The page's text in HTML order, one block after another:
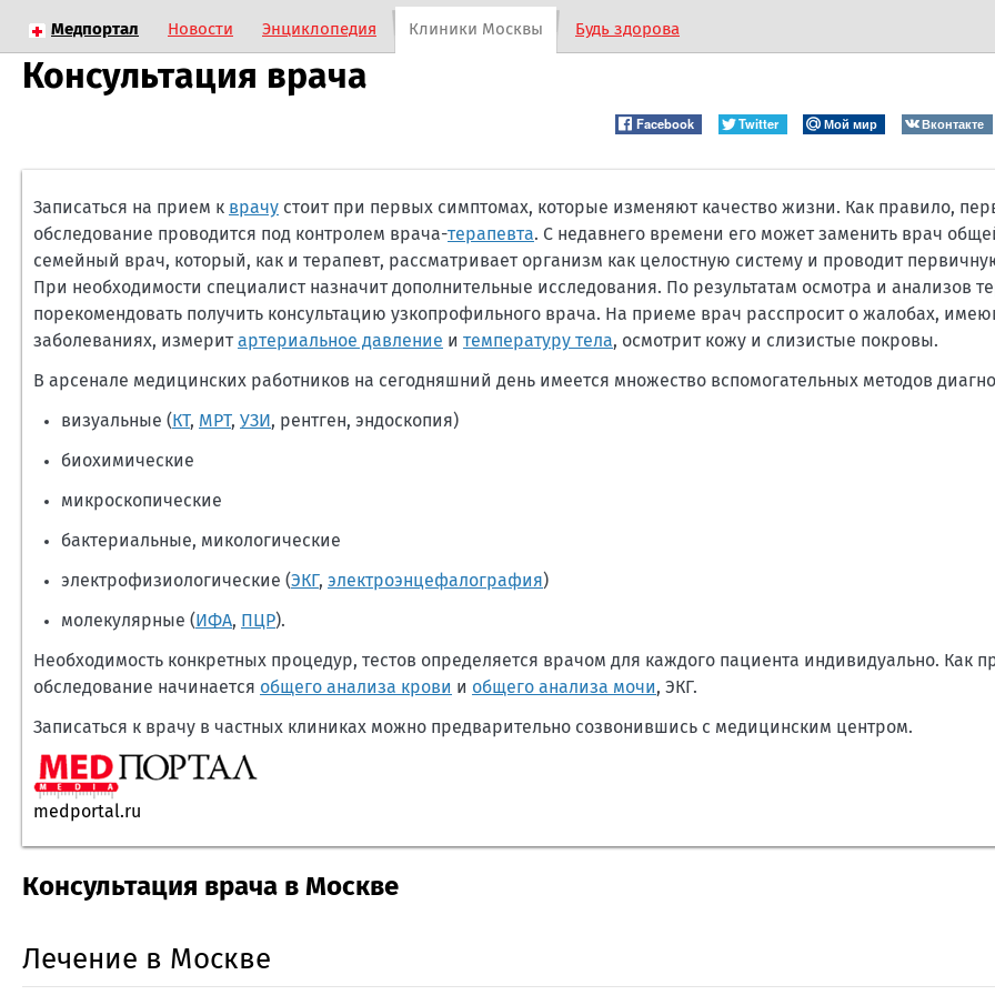
Медпортал Новости Энциклопедия Клиники Москвы Будь здорова
Консультация врача
Facebook Twitter Мой мир Вконтакте
Записаться на прием к врачу стоит при первых симптомах, которые изменяют качество жизни. Как правило,
обследование проводится под контролем врача-терапевта. С недавнего времени его может заменить врач
семейный врач, который, как и терапевт, рассматривает организм как целостную систему и проводит
При необходимости специалист назначит дополнительные исследования. По результатам осмотра и анализов
порекомендовать получить консультацию узкопрофильного врача. На приеме врач расспросит о жалобах,
заболеваниях, измеритартериальное давление и температуру тела, осмотрит кожу и слизистые покровы.
В арсенале медицинских работников на сегодняшний день имеется множество вспомогательных методов
визуальные ( КТ, МРТ, УЗИ , рентген, эндоскопия)
биохимические
микроскопические
бактериальные, микологические
электрофизиологические (ЭКГ, электроэнцефалография)
молекулярные ( ИФА, ПЦР).
Необходимость конкретных процедур, тестов определяется врачом для каждого пациента индивидуально. Как
обследование начинается общего анализа крови и общего анализа мочи, ЭКГ.
Записаться к врачу в частных клиниках можно предварительно созвонившись с медицинским центром.
medportal.ru
Консультация врача в Москве
Лечение в Москве